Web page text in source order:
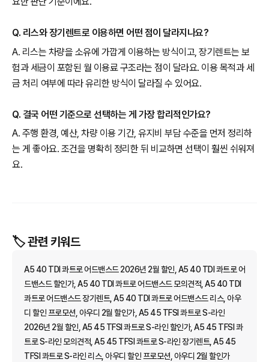
Q. 리스와 장기렌트로 이용하면 어떤 점이 달라지나요?
A. 리스는 차량을 소유에 가깝게 이용하는 방식이고, 장기렌트는 보
험과 세금이 포함된 월 이용료 구조라는 점이 달라요. 이용 목적과 세
금 처리 여부에 따라 유리한 방식이 달라질 수 있어요.
Q. 결국 어떤 기준으로 선택하는 게 가장 합리적인가요?
A. 주행 환경, 예산, 차량 이용 기간, 유지비 부담 수준을 먼저 정리하
는 게 좋아요. 조건을 명확히 정리한 뒤 비교하면 선택이 훨씬 쉬워져
요.
🏷️ 관련 키워드
A5 40 TDI 콰트로 어드밴스드 2026년 2월 할인, A5 40 TDI 콰트로 어
드밴스드 할인가, A5 40 TDI 콰트로 어드밴스드 모의견적, A5 40 TDI
콰트로 어드밴스드 장기렌트, A5 40 TDI 콰트로 어드밴스드 리스, 아우
디 할인 프로모션, 아우디 2월 할인가, A5 45 TFSI 콰트로 S-라인
2026년 2월 할인, A5 45 TFSI 콰트로 S-라인 할인가, A5 45 TFSI 콰
트로 S-라인 모의견적, A5 45 TFSI 콰트로 S-라인 장기렌트, A5 45
TFSI 콰트로 S-라인 리스, 아우디 할인 프로모션, 아우디 2월 할인가